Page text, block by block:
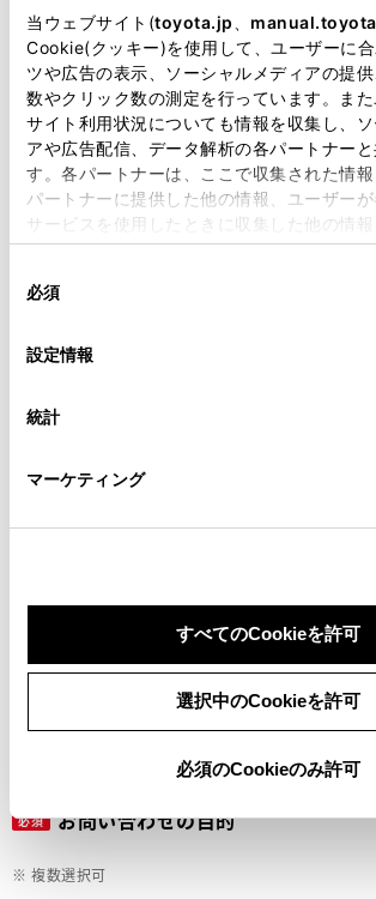
当ウェブサイト(toyota.jp
Cookie(クッキー)を使用して、ユーザーに
ツや広告の表示、ソーシャルメディアの提
数やクリック数の測定を行っています。ま
サイト利用状況についても情報を収集し、
アや広告配信、データ解析の各パートナー
す。各パートナーは、ここで収集された情
パートナーに提供した他の情報、ユーザー
サービスを使用したときに収集した他の情
使用することがあります。当ウェブサイト
デバイスにすべてのCookie(クッキー)が保存
意したことになります。Cookie(クッキー)
設定の変更、同意を撤回したりするにあた
「Cookie（クッキー）情報の取り扱いについ
必須
設定情報
統計
マーケティング
すべてのCookieを許可
選択中のCookieを許可
必須のCookieのみ許可
必須 丁目番地
建物名
必須 ご希望の連絡方法
Eメール
メールアドレス
必須 お問い合わせの目的
※ 複数選択可